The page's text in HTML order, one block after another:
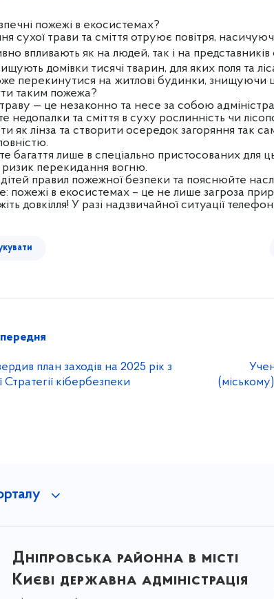
пожежі в екосистемах?
сухої трави та сміття отруює повітря,
впливають як на людей, так і на
домівки тисячі тварин, для яких поля та
перекинутися на житлові будинки, знищуючи
таким пожежа?
— це незаконно та несе за собою
недопалки та сміття в суху рослинність чи
як лінза та створити осередок загоряння так
багаття лише в спеціально пристосованих для
перекидання вогню.
правил пожежної безпеки та пояснюйте
пожежі в екосистемах – це не лише загроза
довкілля! У разі надзвичайної ситуації
план заходів на 2025 рік з
Стратегії кібербезпеки
Дніпровська районна в місті
Києві державна адміністрація